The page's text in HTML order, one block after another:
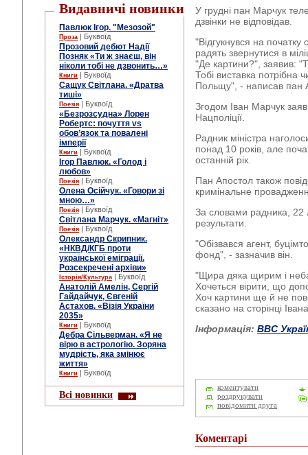
Видавничі новинки
Павлюк Ігор. "Мезозой"
Проза | Буквоїд
Прозовий дебют Надії
Позняк «Ти ж знаєш, він
ніколи тобі не дзвонить…»
Книги | Буквоїд
Сащук Світлана. «Дратва
тиші»
Поезія | Буквоїд
«Безрозсудна» Лорен
Робертс: почуття vs
обов’язок та повалені
імперії
Книги | Буквоїд
Ігор Павлюк. «Голод і
любов»
Поезія | Буквоїд
Олена Осійчук. «Говори зі
мною…»
Поезія | Буквоїд
Світлана Марчук. «Магніт»
Поезія | Буквоїд
Олександр Скрипник.
«НКВД/КГБ проти
української еміграції.
Розсекречені архіви»
Історія/Культура | Буквоїд
Анатолій Амелін, Сергій
Гайдайчук, Євгеній
Астахов. «Візія України
2035»
Книги | Буквоїд
Дебра Сільверман. «Я не
вірю в астрологію. Зоряна
мудрість, яка змінює
життя»
Книги | Буквоїд
Всі новинки
У грудні пан Марчук
дзвінки не відповідав.
"Відгукнувся на початку
радять звернутися в
"Де картини?", заявив:
Тобі виставка потрібна
Польщу", - написав пан
Згодом Іван Марчук
Нацполіції.
Радник міністра
понад 10 років, але
останній рік.
Пан Апостол також
кримінальне
За словами радника, 22
результати.
"Обізвався агент,
фонд", - зазначив він.
"Щира дяка щирим і
Хочеться вірити, що
Хоч картини ще й не
сказано на сторінці
Інформація: ВВС
коментувати
роздрукувати
повідомити друга
Коментарі